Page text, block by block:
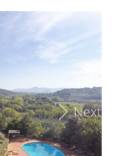
Next